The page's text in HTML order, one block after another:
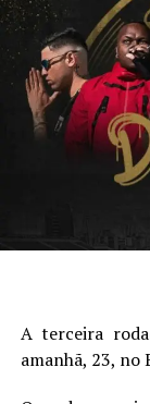
A terceira
amanhã, 23, no